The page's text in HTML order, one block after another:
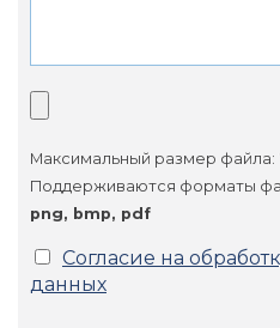
Максимальный размер файла:
Поддерживаются форматы
png, bmp, pdf
Согласие на
данных